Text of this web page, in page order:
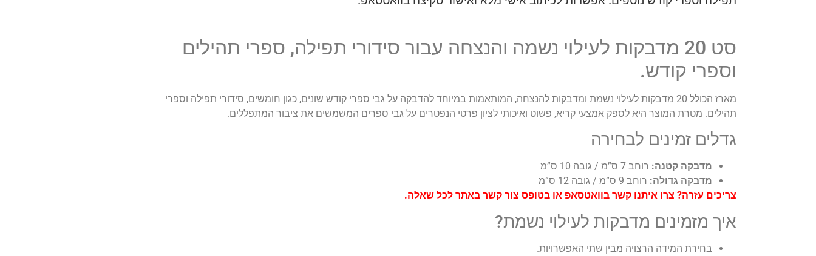
סט 20 מדבקות לעילוי נשמה והנצחה עבור סידורי תפילה, ספרי תהילים
וספרי קודש.
מארז הכולל 20 מדבקות לעילוי נשמת ומדבקות להנצחה, המותאמות במיוחד להדבקה על גבי ספרי קודש שונים, כגון חומשים, סידורי תפילה וספרי
תהילים. מטרת המוצר היא לספק אמצעי קריא, פשוט ואיכותי לציון פרטי הנפטרים על גבי ספרים המשמשים את ציבור המתפללים.
גדלים זמינים לבחירה
מדבקה קטנה: רוחב 7 ס”מ / גובה 10 ס”מ
מדבקה גדולה: רוחב 9 ס”מ / גובה 12 ס”מ
צריכים עזרה? צרו איתנו קשר בוואטסאפ או בטופס צור קשר באתר לכל שאלה.
איך מזמינים מדבקות לעילוי נשמת?
בחירת המידה הרצויה מבין שתי האפשרויות.